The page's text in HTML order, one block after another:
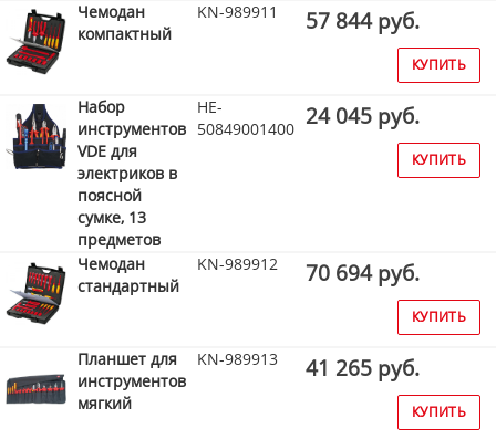
Чемодан
компактный
KN-989911 57 844 руб.
КУПИТЬ
Набор
инструментов
VDE для
электриков в
поясной
сумке, 13
предметов
HE-
50849001400 24 045 руб.
КУПИТЬ
Чемодан
стандартный
KN-989912 70 694 руб.
КУПИТЬ
Планшет для
инструментов
мягкий
KN-989913 41 265 руб.
КУПИТЬ